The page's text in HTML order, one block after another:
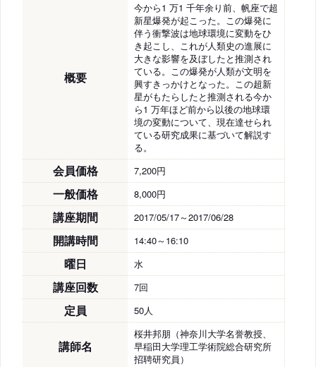
概要
今から1 万1 千年余り前、帆座で超
新星爆発が起こった。この爆発に
伴う衝撃波は地球環境に変動をひ
き起こし、これが人類史の進展に
大きな影響を及ぼしたと推測され
ている。この爆発が人類が文明を
興すきっかけとなった。この超新
星がもたらしたと推測される今か
ら1 万年ほど前から以後の地球環
境の変動について、現在達せられ
ている研究成果に基づいて解説す
る。
会員価格 7,200円
一般価格 8,000円
講座期間 2017/05/17～2017/06/28
開講時間 14:40～16:10
曜日 水
講座回数 7回
定員 50人
講師名
桜井邦朋（神奈川大学名誉教授、
早稲田大学理工学術院総合研究所
招聘研究員）